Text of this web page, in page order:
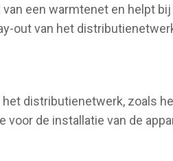
een warmtenet en helpt
out van het
distributienetwerk, zoals
de installatie van de